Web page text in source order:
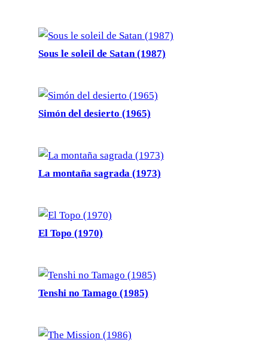
Sous le soleil de Satan (1987)
Simón del desierto (1965)
La montaña sagrada (1973)
El Topo (1970)
Tenshi no Tamago (1985)